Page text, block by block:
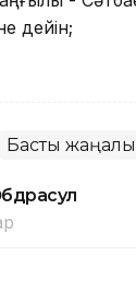
дейін;
Басты